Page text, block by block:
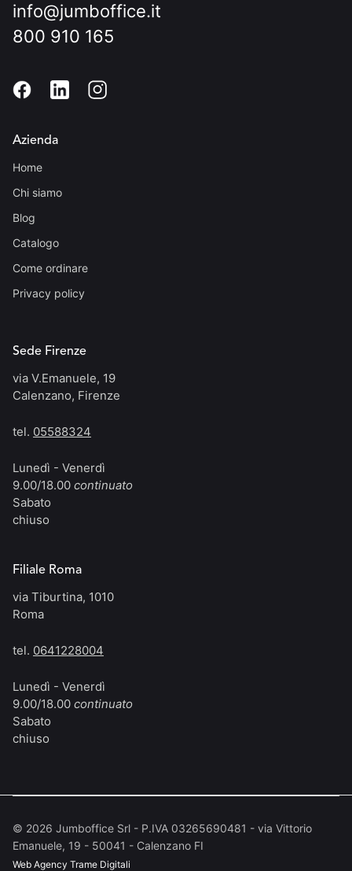
info@jumboffice.it
800 910 165
Azienda
Home
Chi siamo
Blog
Catalogo
Come ordinare
Privacy policy
Sede Firenze
via V.Emanuele, 19
Calenzano, Firenze
tel. 05588324
Lunedì - Venerdì
9.00/18.00 continuato
Sabato
chiuso
Filiale Roma
via Tiburtina, 1010
Roma
tel. 0641228004
Lunedì - Venerdì
9.00/18.00 continuato
Sabato
chiuso
© 2026 Jumboffice Srl - P.IVA 03265690481 - via Vittorio
Emanuele, 19 - 50041 - Calenzano FI
Web Agency Trame Digitali